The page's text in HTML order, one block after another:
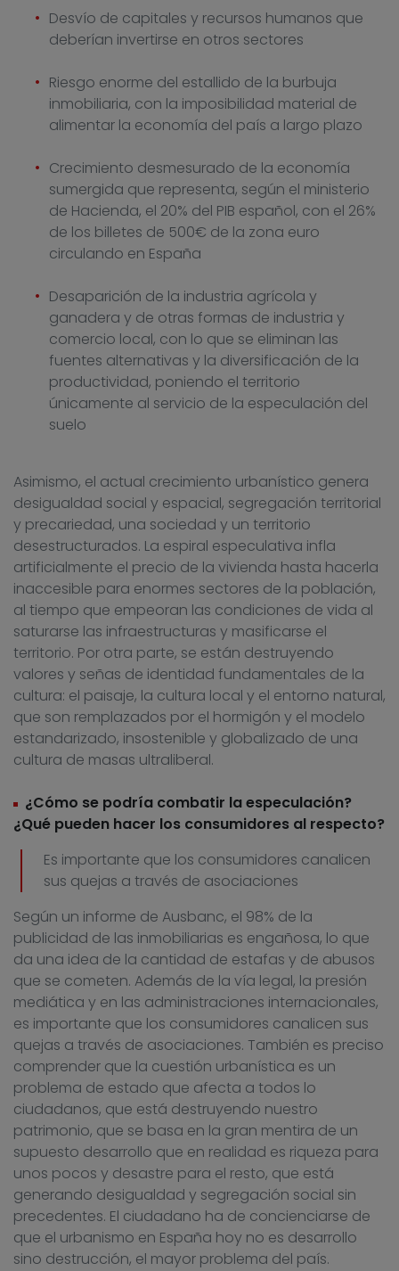
Desvío de capitales y recursos humanos que
deberían invertirse en otros sectores
Riesgo enorme del estallido de la burbuja
inmobiliaria, con la imposibilidad material de
alimentar la economía del país a largo plazo
Crecimiento desmesurado de la economía
sumergida que representa, según el ministerio
de Hacienda, el 20% del PIB español, con el 26%
de los billetes de 500€ de la zona euro
circulando en España
Desaparición de la industria agrícola y
ganadera y de otras formas de industria y
comercio local, con lo que se eliminan las
fuentes alternativas y la diversificación de la
productividad, poniendo el territorio
únicamente al servicio de la especulación del
suelo
Asimismo, el actual crecimiento urbanístico genera
desigualdad social y espacial, segregación territorial
y precariedad, una sociedad y un territorio
desestructurados. La espiral especulativa infla
artificialmente el precio de la vivienda hasta hacerla
inaccesible para enormes sectores de la población,
al tiempo que empeoran las condiciones de vida al
saturarse las infraestructuras y masificarse el
territorio. Por otra parte, se están destruyendo
valores y señas de identidad fundamentales de la
cultura: el paisaje, la cultura local y el entorno natural,
que son remplazados por el hormigón y el modelo
estandarizado, insostenible y globalizado de una
cultura de masas ultraliberal.
¿Cómo se podría combatir la especulación?
¿Qué pueden hacer los consumidores al respecto?
Es importante que los consumidores canalicen
sus quejas a través de asociaciones
Según un informe de Ausbanc, el 98% de la
publicidad de las inmobiliarias es engañosa, lo que
da una idea de la cantidad de estafas y de abusos
que se cometen. Además de la vía legal, la presión
mediática y en las administraciones internacionales,
es importante que los consumidores canalicen sus
quejas a través de asociaciones. También es preciso
comprender que la cuestión urbanística es un
problema de estado que afecta a todos lo
ciudadanos, que está destruyendo nuestro
patrimonio, que se basa en la gran mentira de un
supuesto desarrollo que en realidad es riqueza para
unos pocos y desastre para el resto, que está
generando desigualdad y segregación social sin
precedentes. El ciudadano ha de concienciarse de
que el urbanismo en España hoy no es desarrollo
sino destrucción, el mayor problema del país.